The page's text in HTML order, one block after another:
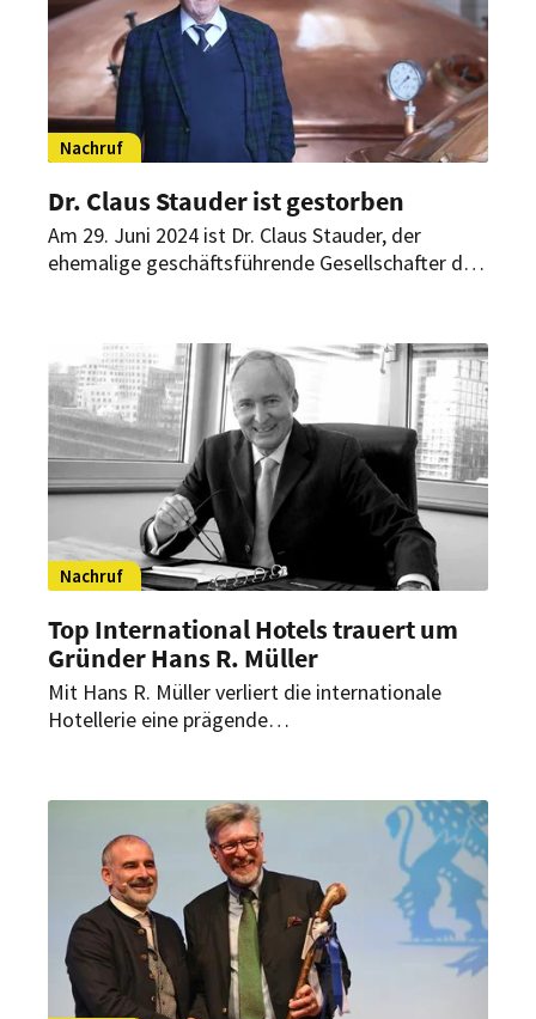
Nachruf
Dr. Claus Stauder ist gestorben
Am 29. Juni 2024 ist Dr. Claus Stauder, der
ehemalige geschäftsführende Gesellschafter der
Brauereibranche, sondern auch das
Gastgewerbe.
Nachruf
Top International Hotels trauert um
Gründer Hans R. Müller
Mit Hans R. Müller verliert die internationale
Hotellerie eine prägende
wichtige Impulse für die Privathotellerie und
baute eine der führenden Hotelkooperationen
Europas auf.